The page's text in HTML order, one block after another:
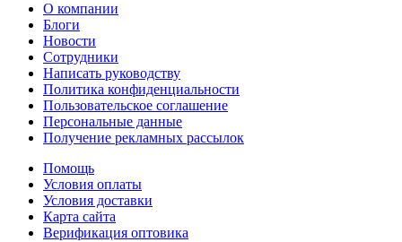
О компании
Блоги
Новости
Сотрудники
Написать руководству
Политика конфиденциальности
Пользовательское соглашение
Персональные данные
Получение рекламных рассылок
Помощь
Условия оплаты
Условия доставки
Карта сайта
Верификация оптовика